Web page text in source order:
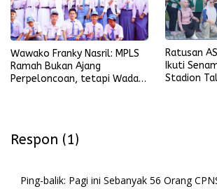
Wawako Franky Nasril: MPLS
Ramah Bukan Ajang
Perpeloncoan, tetapi Wadah
Ratusan
Ikuti
Stadion
Respon (1)
Ping-balik: Pagi ini Sebanyak 56 Orang